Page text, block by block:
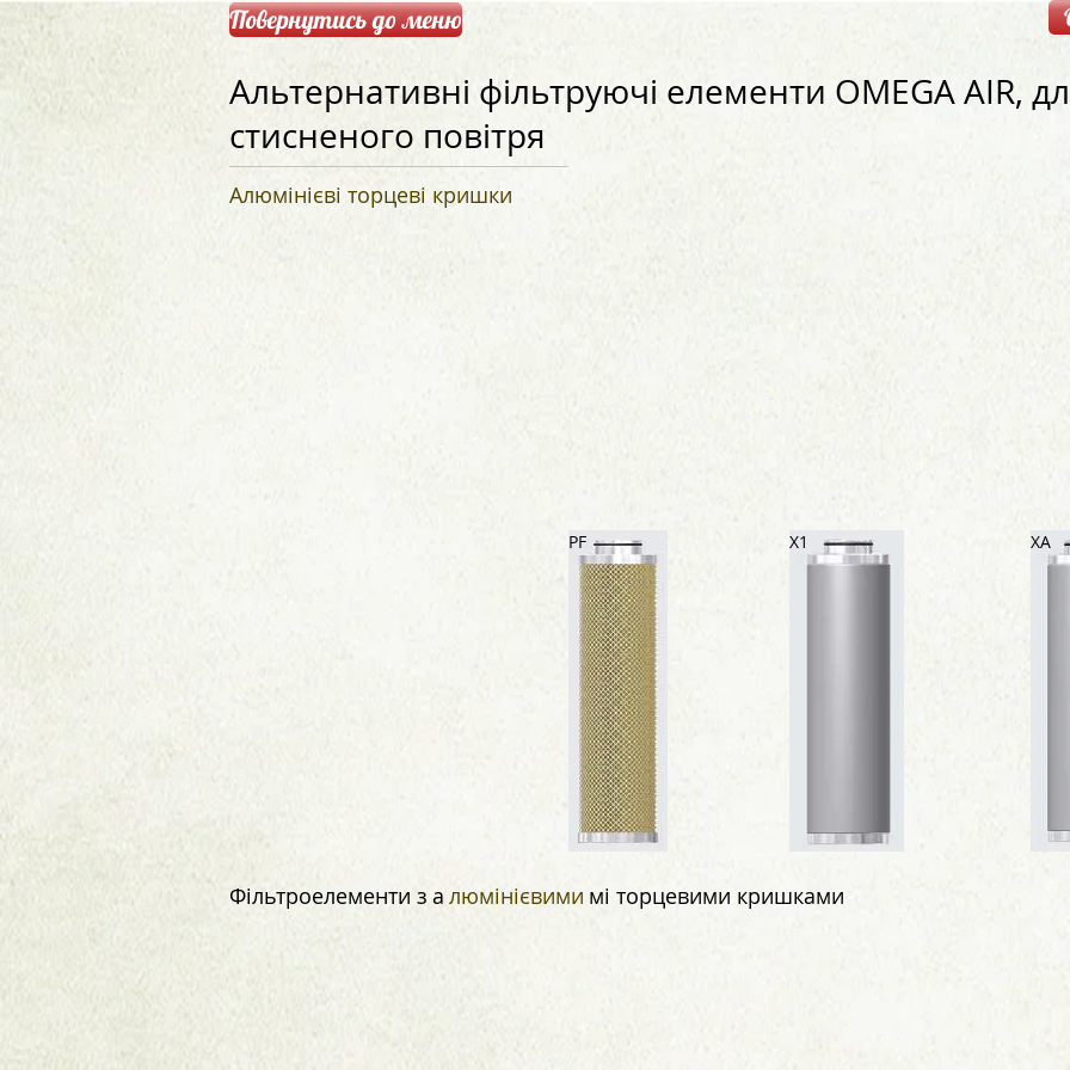
Повернутись до меню
Альтернативні фільтруючі елементи OMEGA AIR,
стисненого повітря
Алюмінієві торцеві кришки
PF X1 XA
Фільтроелементи з а люмінієвими мі торцевими кришками